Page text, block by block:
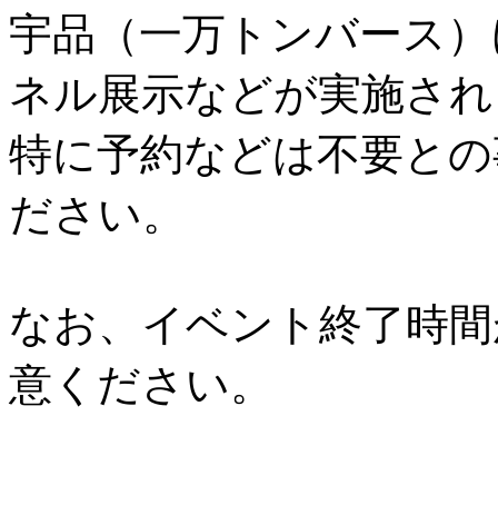
宇品（一万トンバース
ネル展示などが実施さ
特に予約などは不要と
ださい。
なお、イベント終了時
意ください。